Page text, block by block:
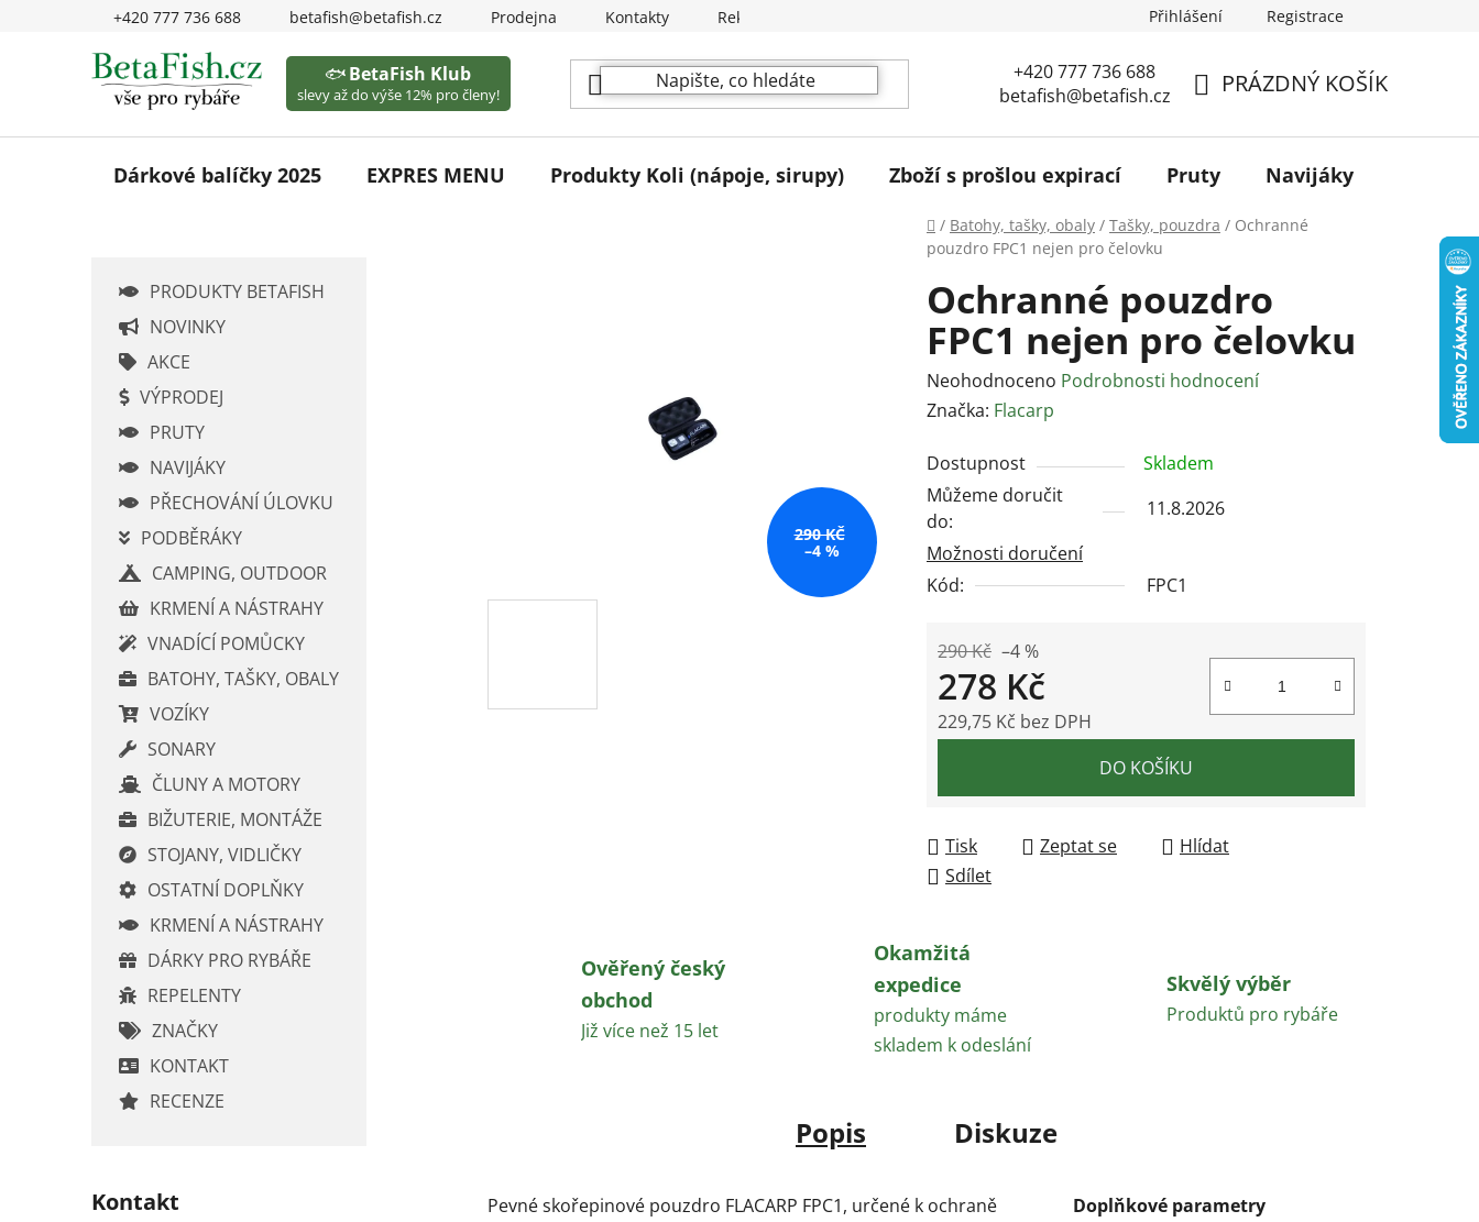
+420 777 736 688 betafish@betafish.cz Prodejna Kontakty Reklamační podmínky Přihlášení Registrace
KOŠÍK
PRÁZDNÝ KOŠÍK
+420 777 736 688
betafish@betafish.cz
🐟BetaFish Klub
slevy až do výše 12% pro členy!
Dárkové balíčky 2025 EXPRES MENU Produkty Koli (nápoje, sirupy) Zboží s prošlou expirací Pruty Navijáky
Domů
/ Batohy, tašky, obaly / Tašky, pouzdra / Ochranné
pouzdro FPC1 nejen pro čelovku
PRODUKTY BETAFISH
NOVINKY
AKCE
VÝPRODEJ
PRUTY
NAVIJÁKY
PŘECHOVÁNÍ ÚLOVKU
PODBĚRÁKY
CAMPING, OUTDOOR
KRMENÍ A NÁSTRAHY
VNADÍCÍ POMŮCKY
BATOHY, TAŠKY, OBALY
VOZÍKY
SONARY
ČLUNY A MOTORY
BIŽUTERIE, MONTÁŽE
STOJANY, VIDLIČKY
OSTATNÍ DOPLŇKY
KRMENÍ A NÁSTRAHY
DÁRKY PRO RYBÁŘE
REPELENTY
ZNAČKY
KONTAKT
RECENZE
Kontakt
Ochranné pouzdro
FPC1 nejen pro čelovku
Průměrné
hodnocení
je
0,0
z
5
hvězdiček.
Neohodnoceno Podrobnosti hodnocení
Značka: Flacarp
Dostupnost
Skladem
Můžeme doručit
do:
11.8.2026
Možnosti doručení
Kód:
FPC1
290 Kč –4 %
278 Kč
229,75 Kč bez DPH
DO KOŠÍKU
Tisk Zeptat se
Hlídat
Sdílet
290 KČ
–4 %
Ověřený český
obchod
Již více než 15 let
Okamžitá
expedice
produkty máme
skladem k odeslání
Skvělý výběr
Produktů pro rybáře
Popis Diskuze
Pevné skořepinové pouzdro FLACARP FPC1, určené k ochraně
Doplňkové parametry